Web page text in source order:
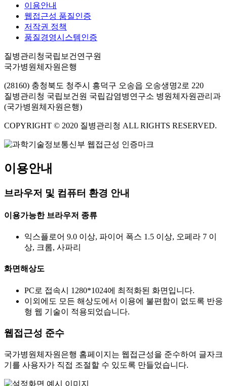
이용안내
웹접근성 품질인증
저작권 정책
품질경영시스템인증
질병관리청국립보건연구원
국가병원체자원은행
(28160) 충청북도 청주시 흥덕구 오송읍 오송생명2로 220
질병관리청 국립보건원 국립감염병연구소 병원체자원관리과
(국가병원체자원은행)
COPYRIGHT © 2020 질병관리청 ALL RIGHTS RESERVED.
이용안내
브라우저 및 컴퓨터 환경 안내
이용가능한 브라우저 종류
익스플로어 9.0 이상, 파이어 폭스 1.5 이상, 오페라 7 이
상, 크롬, 사파리
화면해상도
PC로 접속시 1280*1024에 최적화된 화면입니다.
이외에도 모든 해상도에서 이용에 불편함이 없도록 반응
형 웹 기술이 적용되었습니다.
웹접근성 준수
국가병원체자원은행 홈페이지는 웹접근성을 준수하여 글자크
기를 사용자가 직접 조절할 수 있도록 만들었습니다.